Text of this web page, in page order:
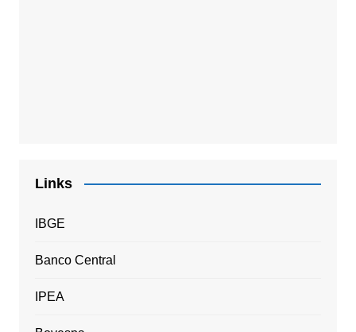
Links
IBGE
Banco Central
IPEA